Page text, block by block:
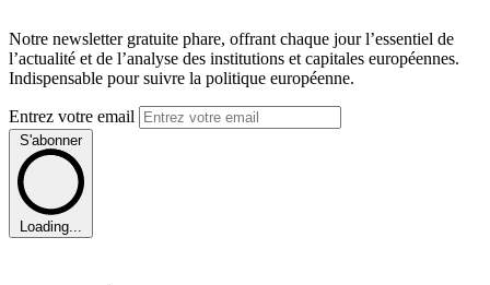
Notre newsletter gratuite phare, offrant chaque jour l’essentiel de
l’actualité et de l’analyse des institutions et capitales européennes.
Indispensable pour suivre la politique européenne.
Entrez votre email
S'abonner
Loading...